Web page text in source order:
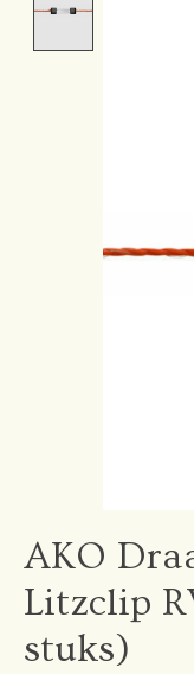
AKO
Litzclip
stuks)